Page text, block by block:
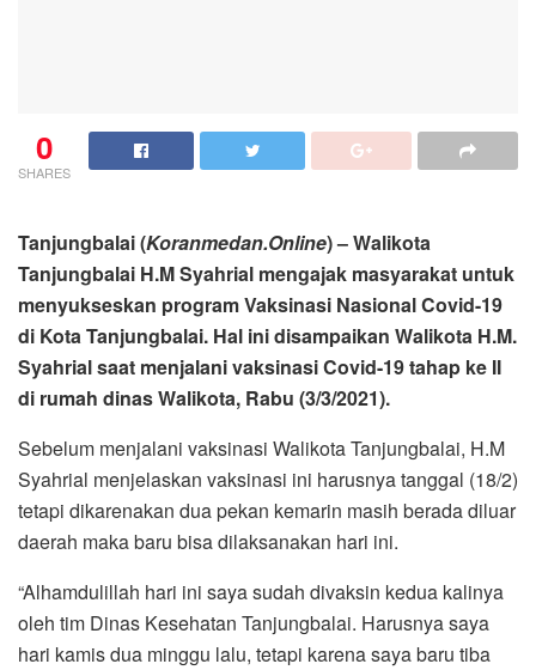
0
SHARES
Tanjungbalai (Koranmedan.Online) – Walikota
Tanjungbalai H.M Syahrial mengajak masyarakat untuk
menyukseskan program Vaksinasi Nasional Covid-19
di Kota Tanjungbalai. Hal ini disampaikan Walikota H.M.
Syahrial saat menjalani vaksinasi Covid-19 tahap ke II
di rumah dinas Walikota, Rabu (3/3/2021).
Sebelum menjalani vaksinasi Walikota Tanjungbalai, H.M
Syahrial menjelaskan vaksinasi ini harusnya tanggal (18/2)
tetapi dikarenakan dua pekan kemarin masih berada diluar
daerah maka baru bisa dilaksanakan hari ini.
“Alhamdulillah hari ini saya sudah divaksin kedua kalinya
oleh tim Dinas Kesehatan Tanjungbalai. Harusnya saya
hari kamis dua minggu lalu, tetapi karena saya baru tiba